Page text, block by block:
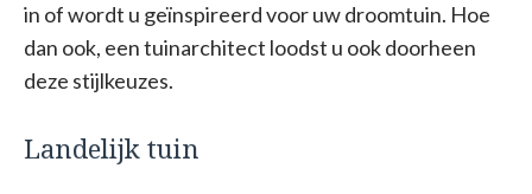
in of wordt u geïnspireerd voor uw droomtuin. Hoe
dan ook, een tuinarchitect loodst u ook doorheen
deze stijlkeuzes.
Landelijk tuin